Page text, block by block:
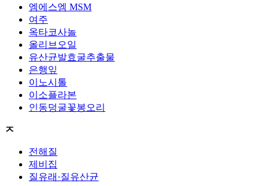
엠에스엠 MSM
여주
옥타코사놀
올리브오일
유산균발효굴추출물
은행잎
이노시톨
이소플라본
인동덩굴꽃봉오리
ㅈ
전해질
제비집
질유래·질유산균